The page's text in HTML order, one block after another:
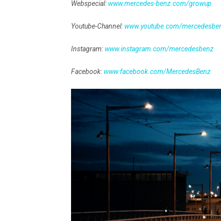
Webspecial: www.mercedes-benz.com/growup
Youtube-Channel: www.youtube.com/
Instagram: www.instagram.com/mercedesbenz
Facebook: www.facebook.com/MercedesBenz